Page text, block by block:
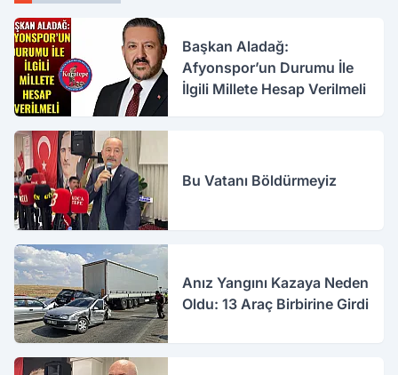
Başkan Aladağ:
Afyonspor’un Durumu İle
İlgili Millete Hesap Verilmeli
Bu Vatanı Böldürmeyiz
Anız Yangını Kazaya Neden
Oldu: 13 Araç Birbirine Girdi